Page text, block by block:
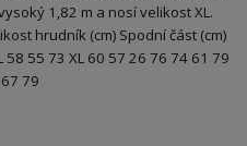
1,82 m a nosí velikost XL.
hrudník (cm) Spodní část (cm)
58 55 73 XL 60 57 26 76 74 61 79
79